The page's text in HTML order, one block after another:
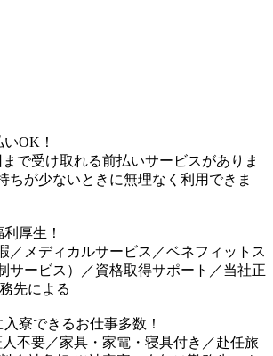
OK！
で受け取れる前払いサービスがありま
ちが少ないときに無理なく利用できま
厚生！
／メディカルサービス／ベネフィットス
サービス）／資格取得サポート／当社正
先による
寮できるお仕事多数！
不要／家具・家電・寝具付き／赴任旅